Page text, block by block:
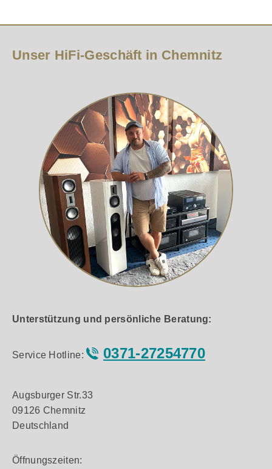
Unser HiFi-Geschäft in Chemnitz
Unterstützung und persönliche Beratung:
Service Hotline: 0371-27254770
Augsburger Str.33
09126 Chemnitz
Deutschland
Öffnungszeiten: